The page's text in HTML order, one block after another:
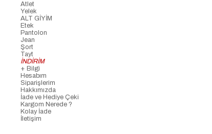
Atlet
Yelek
ALT GİYİM
Etek
Pantolon
Jean
Şort
Tayt
İNDİRİM
+ Bilgi
Hesabım
Siparişlerim
Hakkımızda
İade ve Hediye Çeki
Kargom Nerede ?
Kolay İade
İletişim